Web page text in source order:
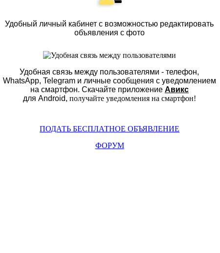
Удобный личный кабинет с возможностью редактировать
объявления с фото
Удобная связь между пользователями - телефон,
WhatsApp, Telegram и личные сообщения с уведомлением
на смартфон. Скачайте приложение Авикс
для Android, получайте уведомления на смартфон!
ПОДАТЬ БЕСПЛАТНОЕ ОБЪЯВЛЕНИЕ
ФОРУМ